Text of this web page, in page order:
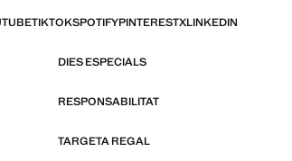
TIKTOKSPOTIFYPINTERESTXLINKEDIN
DIES ESPECIALS
RESPONSABILITAT
TARGETA REGAL